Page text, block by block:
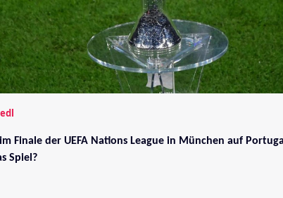
Finale der UEFA Nations League in München auf
Spiel?